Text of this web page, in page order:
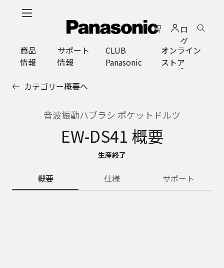
ロ
グ
イ
ン
商品
情報
サポート
情報
CLUB
Panasonic
オンライン
ストア
カテゴリー概要へ
音波振動ハブラシ ポケットドルツ
EW-DS41 概要
生産終了
概要 仕様 サポート